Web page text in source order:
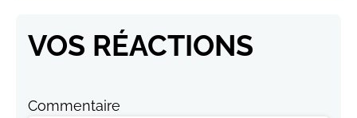
VOS RÉACTIONS
Commentaire